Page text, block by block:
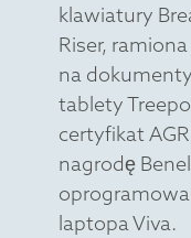
klawiatury
Riser,
na
tablety
certyfikat
nagrodę
laptopa Viva.